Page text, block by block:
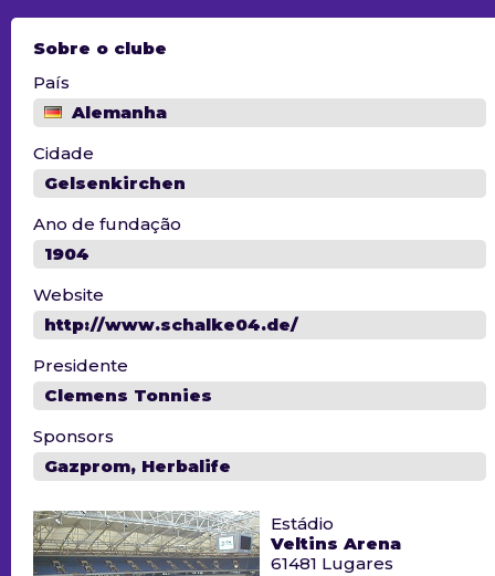
Sobre o clube
País
Alemanha
Cidade
Gelsenkirchen
Ano de fundação
1904
Website
http://www.schalke04.de/
Presidente
Clemens Tonnies
Sponsors
Gazprom, Herbalife
Estádio
Veltins Arena
61481 Lugares